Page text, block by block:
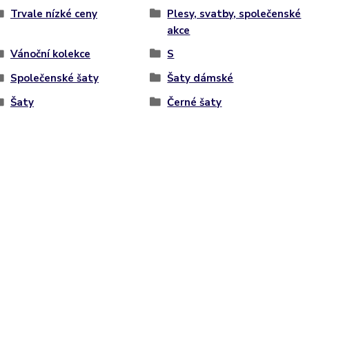
Trvale nízké ceny
Plesy, svatby, společenské
akce
Vánoční kolekce
S
Společenské šaty
Šaty dámské
Šaty
Černé šaty